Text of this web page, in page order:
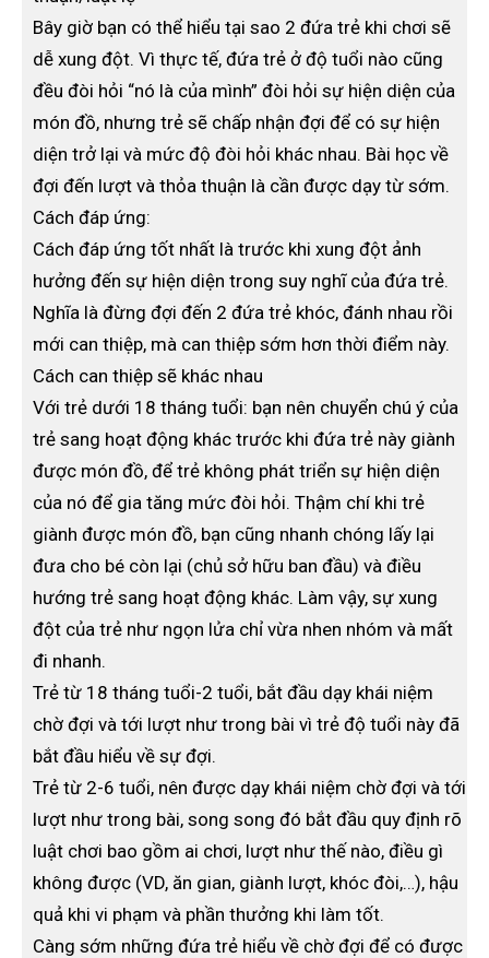
Bây giờ bạn có thể hiểu tại sao 2 đứa trẻ khi chơi sẽ
dễ xung đột. Vì thực tế, đứa trẻ ở độ tuổi nào cũng
đều đòi hỏi “nó là của mình” đòi hỏi sự hiện diện của
món đồ, nhưng trẻ sẽ chấp nhận đợi để có sự hiện
diện trở lại và mức độ đòi hỏi khác nhau. Bài học về
đợi đến lượt và thỏa thuận là cần được dạy từ sớm.
Cách đáp ứng:
Cách đáp ứng tốt nhất là trước khi xung đột ảnh
hưởng đến sự hiện diện trong suy nghĩ của đứa trẻ.
Nghĩa là đừng đợi đến 2 đứa trẻ khóc, đánh nhau rồi
mới can thiệp, mà can thiệp sớm hơn thời điểm này.
Cách can thiệp sẽ khác nhau
Với trẻ dưới 18 tháng tuổi: bạn nên chuyển chú ý của
trẻ sang hoạt động khác trước khi đứa trẻ này giành
được món đồ, để trẻ không phát triển sự hiện diện
của nó để gia tăng mức đòi hỏi. Thậm chí khi trẻ
giành được món đồ, bạn cũng nhanh chóng lấy lại
đưa cho bé còn lại (chủ sở hữu ban đầu) và điều
hướng trẻ sang hoạt động khác. Làm vậy, sự xung
đột của trẻ như ngọn lửa chỉ vừa nhen nhóm và mất
đi nhanh.
Trẻ từ 18 tháng tuổi-2 tuổi, bắt đầu dạy khái niệm
chờ đợi và tới lượt như trong bài vì trẻ độ tuổi này đã
bắt đầu hiểu về sự đợi.
Trẻ từ 2-6 tuổi, nên được dạy khái niệm chờ đợi và tới
lượt như trong bài, song song đó bắt đầu quy định rõ
luật chơi bao gồm ai chơi, lượt như thế nào, điều gì
không được (VD, ăn gian, giành lượt, khóc đòi,…), hậu
quả khi vi phạm và phần thưởng khi làm tốt.
Càng sớm những đứa trẻ hiểu về chờ đợi để có được